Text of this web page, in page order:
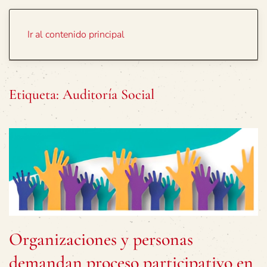
Ir al contenido principal
Etiqueta: Auditoría Social
Organizaciones y personas
demandan proceso participativo en